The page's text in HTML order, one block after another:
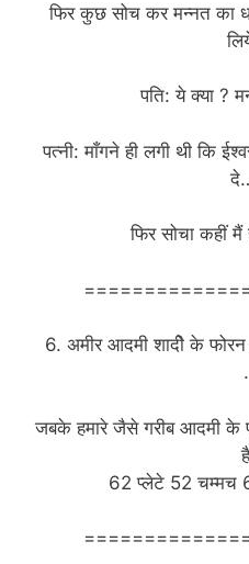
फिर कुछ सोच कर मन्नत का
पति: ये क्या ?
पत्नी: माँगने ही लगी थी कि
फिर सोचा कहीं
6. अमीर आदमी शादीे के
.
जबके हमारे जैसे गरीब आदमी के
है
62 प्लेटे 52 चम्मच